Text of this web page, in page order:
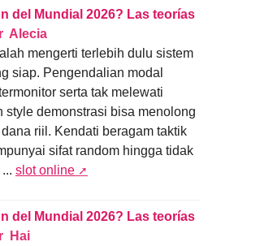
del Mundial 2026? Las teorías
Alecia
mengerti terlebih dulu sistem
siap. Pengendalian modal
serta tak melewati
style demonstrasi bisa menolong
riil. Kendati beragam taktik
sifat random hingga tidak
slot online
del Mundial 2026? Las teorías
Hai